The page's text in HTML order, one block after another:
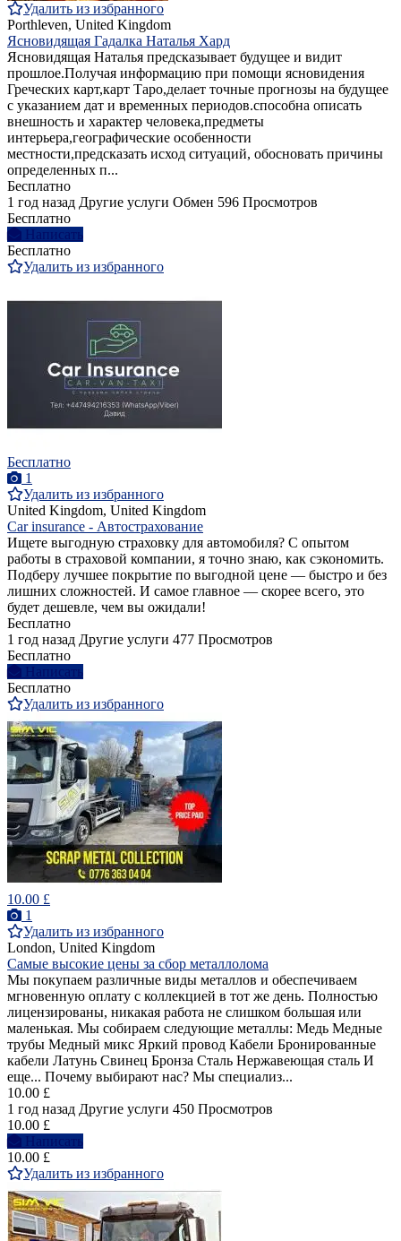
Удалить из избранного
Porthleven, United Kingdom
Ясновидящая Гадалка Наталья Хард
Ясновидящая Наталья предсказывает будущее и видит
прошлое.Получая информацию при помощи ясновидения
Греческих карт,карт Таро,делает точные прогнозы на будущее
с указанием дат и временных периодов.способна описать
внешность и характер человека,предметы
интерьера,географические особенности
местности,предсказать исход ситуаций, обосновать причины
определенных п...
Бесплатно
1 год назад Другие услуги Обмен 596 Просмотров
Бесплатно
Написать
Бесплатно
Удалить из избранного
Бесплатно
1
Удалить из избранного
United Kingdom, United Kingdom
Car insurance - Автострахование
Ищете выгодную страховку для автомобиля? С опытом
работы в страховой компании, я точно знаю, как сэкономить.
Подберу лучшее покрытие по выгодной цене — быстро и без
лишних сложностей. И самое главное — скорее всего, это
будет дешевле, чем вы ожидали!
Бесплатно
1 год назад Другие услуги 477 Просмотров
Бесплатно
Написать
Бесплатно
Удалить из избранного
10.00 £
1
Удалить из избранного
London, United Kingdom
Самые высокие цены за сбор металлолома
Мы покупаем различные виды металлов и обеспечиваем
мгновенную оплату с коллекцией в тот же день. Полностью
лицензированы, никакая работа не слишком большая или
маленькая. Мы собираем следующие металлы: Медь Медные
трубы Медный микс Яркий провод Кабели Бронированные
кабели Латунь Свинец Бронза Сталь Нержавеющая сталь И
еще... Почему выбирают нас? Мы специализ...
10.00 £
1 год назад Другие услуги 450 Просмотров
10.00 £
Написать
10.00 £
Удалить из избранного